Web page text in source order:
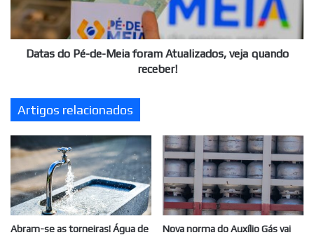
Atualizados,
veja
quando
receber!
Datas do Pé-de-Meia foram Atualizados, veja quando
receber!
Artigos relacionados
Abram-se as torneiras! Água de
Nova norma do Auxílio Gás vai